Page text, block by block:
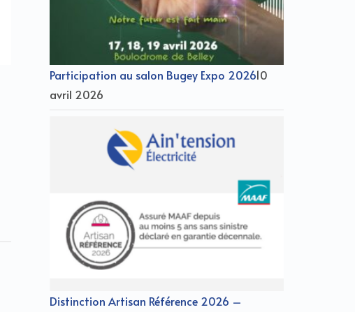
Participation au salon Bugey Expo 202610
avril 2026
Distinction Artisan Référence 2026 –